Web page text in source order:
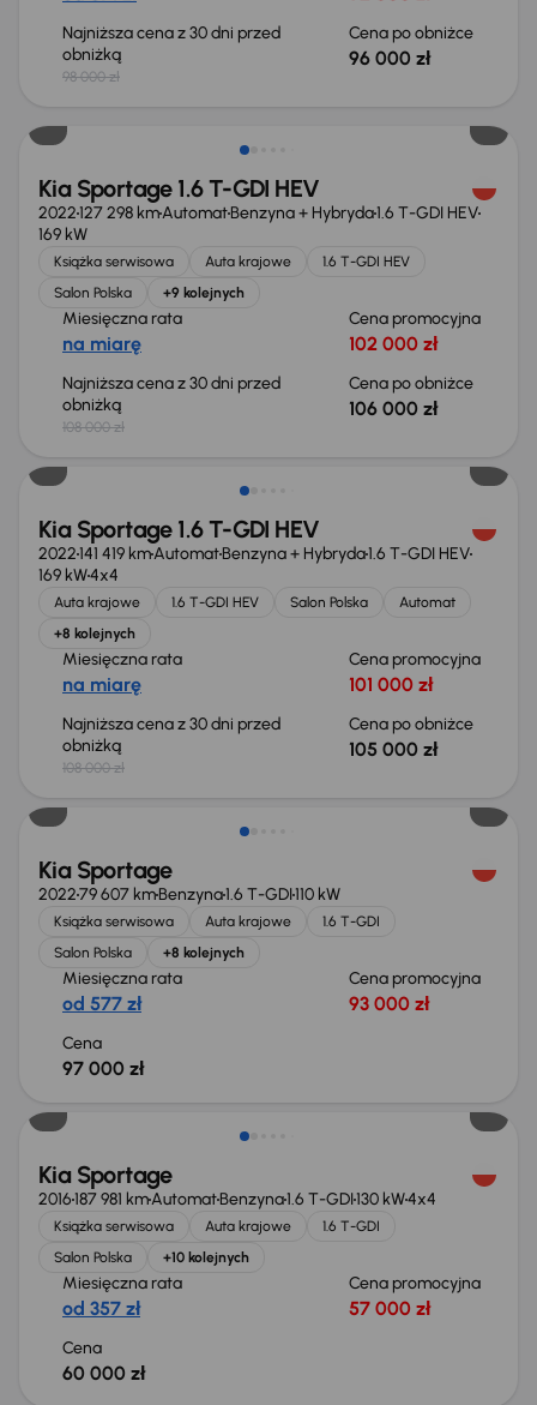
Najniższa cena z 30 dni przed
obniżką
98 000 zł
Cena po obniżce
96 000 zł
Kia Sportage 1.6 T-GDI HEV
2022127 298 kmAutomatBenzyna + Hybryda1.6 T-GDI HEV
169 kW
Książka serwisowa Auta krajowe
1.6 T-GDI HEV
Salon Polska
+9 kolejnych
Miesięczna rata
na miarę
Cena promocyjna
102 000 zł
Najniższa cena z 30 dni przed
obniżką
108 000 zł
Cena po obniżce
106 000 zł
Taniej o 3 000 zł
Kia Sportage 1.6 T-GDI HEV
2022141 419 kmAutomatBenzyna + Hybryda1.6 T-GDI HEV
169 kW4x4
Auta krajowe 1.6 T-GDI HEV Salon Polska
Automat
+8 kolejnych
Miesięczna rata
na miarę
Cena promocyjna
101 000 zł
Najniższa cena z 30 dni przed
obniżką
108 000 zł
Cena po obniżce
105 000 zł
Kia Sportage
202279 607 kmBenzyna1.6 T-GDI110 kW
Książka serwisowa Auta krajowe
1.6 T-GDI
Salon Polska
+8 kolejnych
Miesięczna rata
od 577 zł
Cena promocyjna
93 000 zł
Cena
97 000 zł
Kia Sportage
2016187 981 kmAutomatBenzyna1.6 T-GDI130 kW4x4
Książka serwisowa Auta krajowe
1.6 T-GDI
Salon Polska
+10 kolejnych
Miesięczna rata
od 357 zł
Cena promocyjna
57 000 zł
Cena
60 000 zł
Możliwość odliczenia VAT